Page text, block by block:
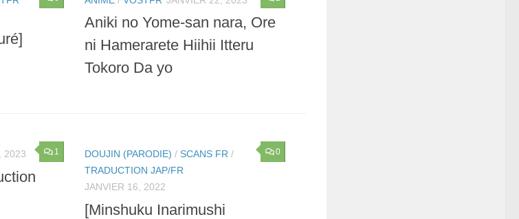
Aniki no Yome-san nara, Ore
ni Hamerarete Hiihii Itteru
Tokoro Da yo
1
2023 0
DOUJIN (PARODIE) / SCANS FR /
TRADUCTION JAP/FR
JANVIER 16, 2022
[Minshuku Inarimushi